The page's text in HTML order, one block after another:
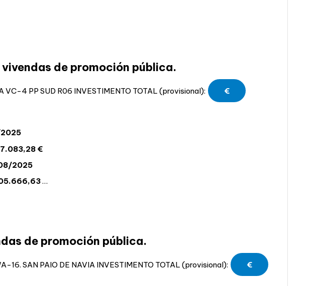
de promoción pública.
VC-4 PP SUD R06 INVESTIMENTO TOTAL (provisional):
€
€
2025
…
de promoción pública.
16. SAN PAIO DE NAVIA INVESTIMENTO TOTAL (provisional):
€